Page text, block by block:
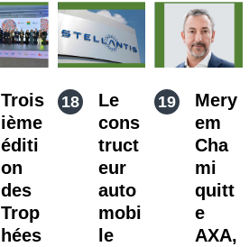
Trois
ième
éditi
on
des
Trop
hées
Le
cons
truct
eur
auto
mobi
le
Mery
em
Cha
mi
quitt
e
AXA,